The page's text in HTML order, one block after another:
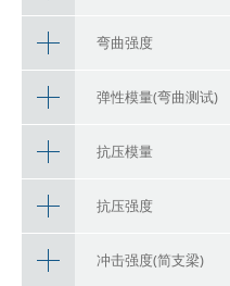
弯曲强度
弹性模量(弯曲测试)
抗压模量
抗压强度
冲击强度(简支梁)